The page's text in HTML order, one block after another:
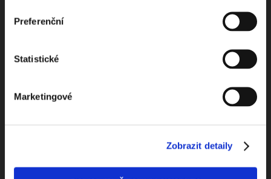
Preferenční
Statistické
Marketingové
Zobrazit detaily